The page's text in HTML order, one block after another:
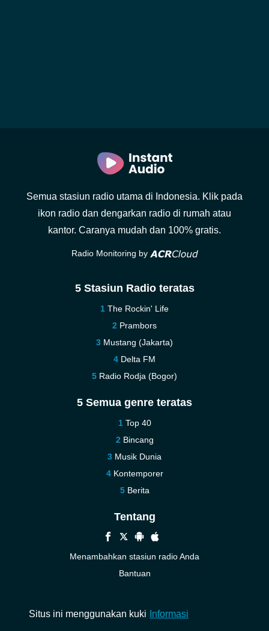
Semua stasiun radio utama di Indonesia. Klik pada
ikon radio dan dengarkan radio di rumah atau
kantor. Caranya mudah dan 100% gratis.
Radio Monitoring by
5 Stasiun Radio teratas
The Rockin' Life
Prambors
Mustang (Jakarta)
Delta FM
Radio Rodja (Bogor)
5 Semua genre teratas
Top 40
Bincang
Musik Dunia
Kontemporer
Berita
Tentang
Menambahkan stasiun radio Anda
Bantuan
Situs ini menggunakan kuki Informasi